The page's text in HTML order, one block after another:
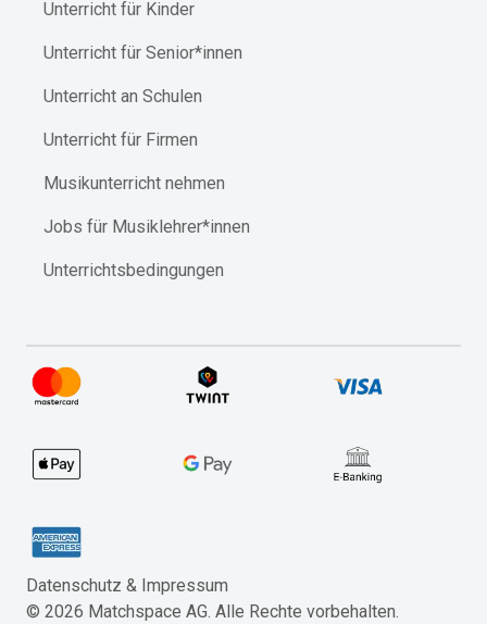
Unterricht für Kinder
Unterricht für Senior*innen
Unterricht an Schulen
Unterricht für Firmen
Musikunterricht nehmen
Jobs für Musiklehrer*innen
Unterrichtsbedingungen
© 2026 Matchspace AG. Alle Rechte vorbehalten.
Datenschutz & Impressum​